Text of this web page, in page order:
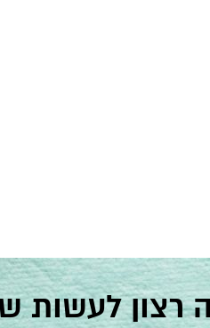
לעשות